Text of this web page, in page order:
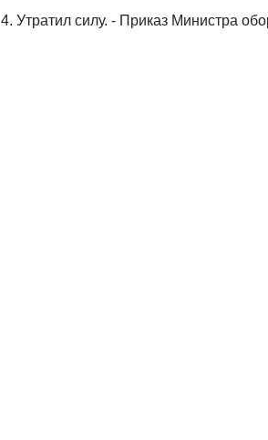
4. Утратил силу. - Приказ Министра